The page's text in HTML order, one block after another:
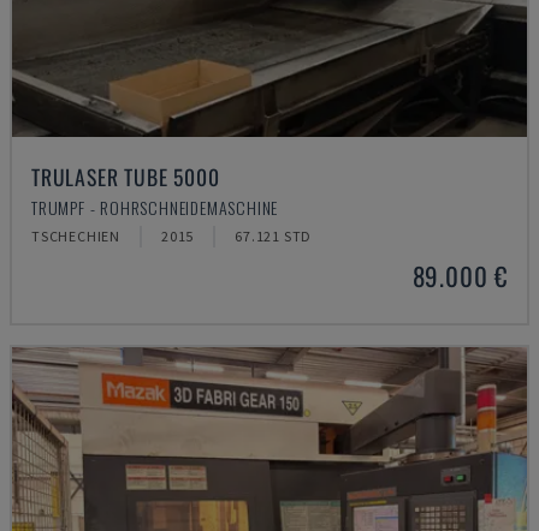
TRULASER TUBE 5000
TRUMPF - ROHRSCHNEIDEMASCHINE
TSCHECHIEN 2015 67.121 STD
89.000 €